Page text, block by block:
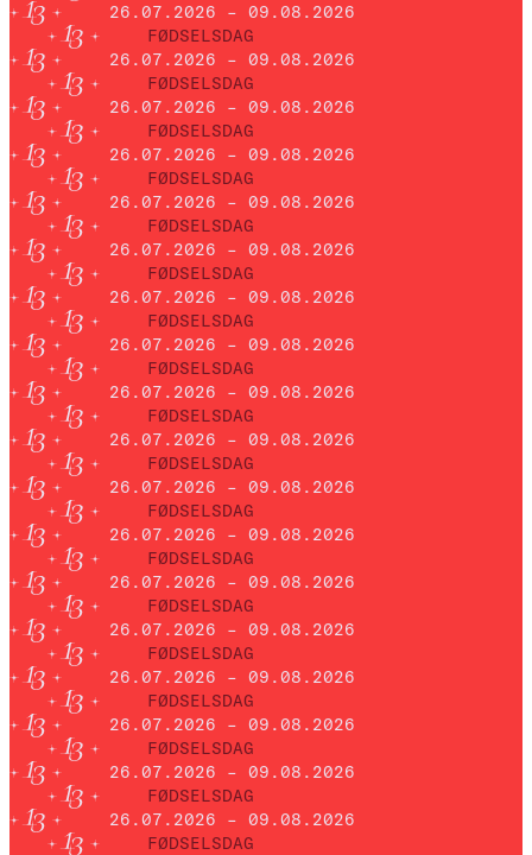
26.07.2026 – 09.08.2026
FØDSELSDAG
26.07.2026 – 09.08.2026
FØDSELSDAG
26.07.2026 – 09.08.2026
FØDSELSDAG
26.07.2026 – 09.08.2026
FØDSELSDAG
26.07.2026 – 09.08.2026
FØDSELSDAG
26.07.2026 – 09.08.2026
FØDSELSDAG
26.07.2026 – 09.08.2026
FØDSELSDAG
26.07.2026 – 09.08.2026
FØDSELSDAG
26.07.2026 – 09.08.2026
FØDSELSDAG
26.07.2026 – 09.08.2026
FØDSELSDAG
26.07.2026 – 09.08.2026
FØDSELSDAG
26.07.2026 – 09.08.2026
FØDSELSDAG
26.07.2026 – 09.08.2026
FØDSELSDAG
26.07.2026 – 09.08.2026
FØDSELSDAG
26.07.2026 – 09.08.2026
FØDSELSDAG
26.07.2026 – 09.08.2026
FØDSELSDAG
26.07.2026 – 09.08.2026
FØDSELSDAG
26.07.2026 – 09.08.2026
FØDSELSDAG